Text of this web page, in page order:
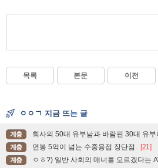
목록 본문 이전
ㅇㅇㄱ 지금 뜨는 글
계층 회사의 50대 유부남과 바람핀 30대 유부
계층 연봉 5억이 넘는 수중용접 장단점. [21]
계층 ㅇㅎ?) 일반 사회의 매너를 모르겠다는